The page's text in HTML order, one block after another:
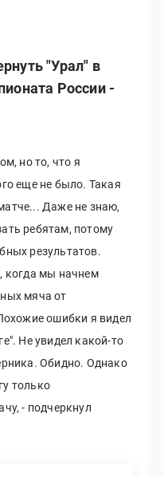
"Урал" в
России -
но то, что я
еще не было. Такая
Даже не знаю,
ребятам, потому
результатов.
когда мы начнем
мяча от
ошибки я видел
Не увидел какой-то
Обидно. Однако
только
- подчеркнул